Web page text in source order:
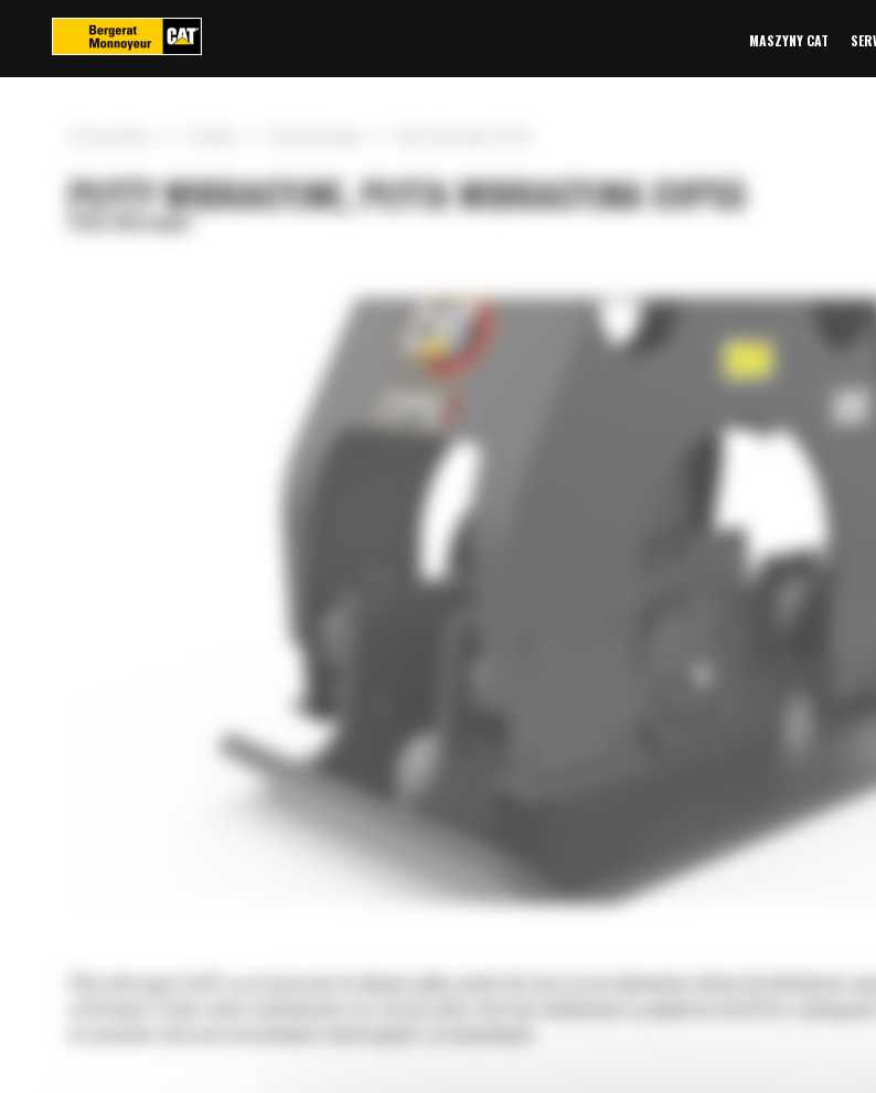
MASZYNY CAT
PŁYTY WIBRACYJNE, PŁYTA WIBRACYJNA CVP55
Płyty wibracyjne
Płyty wibracyjne Cat® są przeznaczone do ubijania gleby, piasku lub żwiru przed wylewaniem betonu lub układaniem
Panel zarządzania plikami cookies